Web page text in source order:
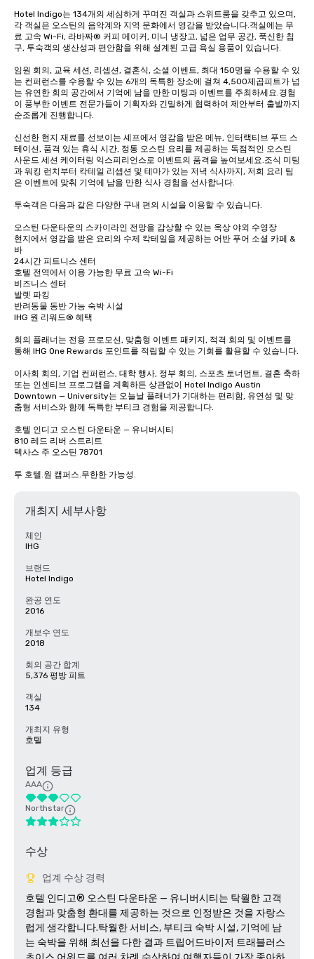
Hotel Indigo는 134개의 세심하게 꾸며진 객실과 스위트룸을 갖추고 있으며,
각 객실은 오스틴의 음악계와 지역 문화에서 영감을 받았습니다.객실에는 무
료 고속 Wi-Fi, 라바짜® 커피 메이커, 미니 냉장고, 넓은 업무 공간, 푹신한 침
구, 투숙객의 생산성과 편안함을 위해 설계된 고급 욕실 용품이 있습니다.
임원 회의, 교육 세션, 리셉션, 결혼식, 소셜 이벤트, 최대 150명을 수용할 수 있
는 컨퍼런스를 수용할 수 있는 6개의 독특한 장소에 걸쳐 4,500제곱피트가 넘
는 유연한 회의 공간에서 기억에 남을 만한 미팅과 이벤트를 주최하세요.경험
이 풍부한 이벤트 전문가들이 기획자와 긴밀하게 협력하여 제안부터 출발까지
순조롭게 진행합니다.
신선한 현지 재료를 선보이는 셰프에서 영감을 받은 메뉴, 인터랙티브 푸드 스
테이션, 품격 있는 휴식 시간, 정통 오스틴 요리를 제공하는 독점적인 오스틴
사운드 세션 케이터링 익스피리언스로 이벤트의 품격을 높여보세요.조식 미팅
과 워킹 런치부터 칵테일 리셉션 및 테마가 있는 저녁 식사까지, 저희 요리 팀
은 이벤트에 맞춰 기억에 남을 만한 식사 경험을 선사합니다.
투숙객은 다음과 같은 다양한 구내 편의 시설을 이용할 수 있습니다.
오스틴 다운타운의 스카이라인 전망을 감상할 수 있는 옥상 야외 수영장
현지에서 영감을 받은 요리와 수제 칵테일을 제공하는 어반 푸어 소셜 카페 &
바
24시간 피트니스 센터
호텔 전역에서 이용 가능한 무료 고속 Wi-Fi
비즈니스 센터
발렛 파킹
반려동물 동반 가능 숙박 시설
IHG 원 리워드® 혜택
회의 플래너는 전용 프로모션, 맞춤형 이벤트 패키지, 적격 회의 및 이벤트를
통해 IHG One Rewards 포인트를 적립할 수 있는 기회를 활용할 수 있습니다.
이사회 회의, 기업 컨퍼런스, 대학 행사, 정부 회의, 스포츠 토너먼트, 결혼 축하
또는 인센티브 프로그램을 계획하든 상관없이 Hotel Indigo Austin
Downtown — University는 오늘날 플래너가 기대하는 편리함, 유연성 및 맞
춤형 서비스와 함께 독특한 부티크 경험을 제공합니다.
호텔 인디고 오스틴 다운타운 — 유니버시티
810 레드 리버 스트리트
텍사스 주 오스틴 78701
투 호텔.원 캠퍼스.무한한 가능성.
개최지 세부사항
체인
IHG
브랜드
Hotel Indigo
완공 연도
2016
개보수 연도
2018
회의 공간 합계
5,376 평방 피트
객실
134
개최지 유형
호텔
업계 등급
AAA
Northstar
수상
업계 수상 경력
호텔 인디고® 오스틴 다운타운 — 유니버시티는 탁월한 고객
경험과 맞춤형 환대를 제공하는 것으로 인정받은 것을 자랑스
럽게 생각합니다.탁월한 서비스, 부티크 숙박 시설, 기억에 남
는 숙박을 위해 최선을 다한 결과 트립어드바이저 트래블러스